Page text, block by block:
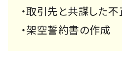
・取引先と共謀した不
・架空誓約書の作成